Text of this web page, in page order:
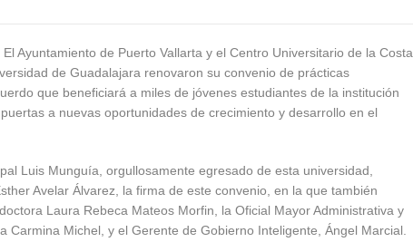
Ayuntamiento de Puerto Vallarta y el Centro Universitario de la Costa
de Guadalajara renovaron su convenio de prácticas
que beneficiará a miles de jóvenes estudiantes de la institución
a nuevas oportunidades de crecimiento y desarrollo en el
Luis Munguía, orgullosamente egresado de esta universidad,
Avelar Álvarez, la firma de este convenio, en la que también
Laura Rebeca Mateos Morfin, la Oficial Mayor Administrativa y
Michel, y el Gerente de Gobierno Inteligente, Ángel Marcial.